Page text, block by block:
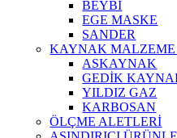
BEYBİ
EGE MASKE
SANDER
KAYNAK
ASKAYNAK
GEDİK
YILDIZ GAZ
KARBOSAN
ÖLÇME ALETLERİ